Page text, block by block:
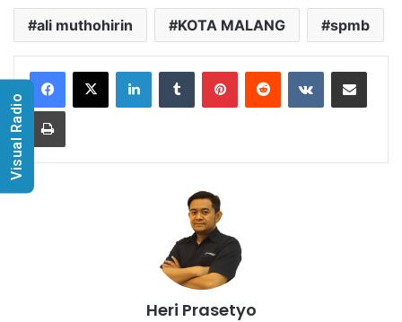
ali muthohirin KOTA MALANG spmb
LinkedInTumblr PinterestReddit VKontakteShare via Email
Print
Heri Prasetyo
Visual Radio